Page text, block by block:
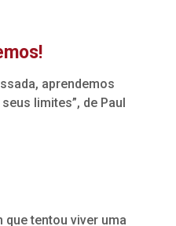
aprendemos
limites”, de Paul
que tentou viver uma